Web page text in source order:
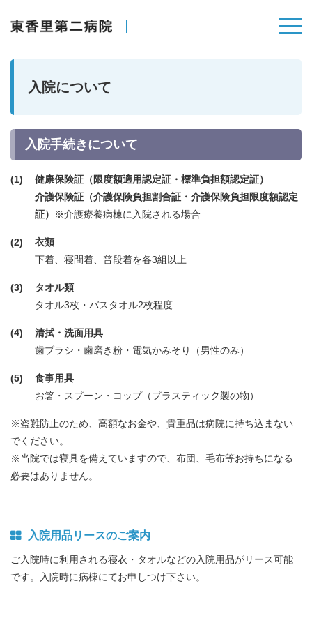
入院について
入院手続きについて
健康保険証（限度額適用認定証・標準負担額認定証）
介護保険証（介護保険負担割合証・介護保険負担限度額認定
証）
※介護療養病棟に入院される場合
衣類
下着、寝間着、普段着を各3組以上
タオル類
タオル3枚・バスタオル2枚程度
清拭・洗面用具
歯ブラシ・歯磨き粉・電気かみそり（男性のみ）
食事用具
お箸・スプーン・コップ（プラスティック製の物）
※盗難防止のため、高額なお金や、貴重品は病院に持ち込まない
でください。
※当院では寝具を備えていますので、布団、毛布等お持ちになる
必要はありません。
入院用品リースのご案内
ご入院時に利用される寝衣・タオルなどの入院用品がリース可能
です。
入院時に病棟にてお申しつけ下さい。